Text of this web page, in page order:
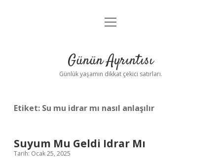
Anasayfa
Yasal Uyarı
menüyü
Günün Ayrıntısı
Günlük yaşamın dikkat çekici satırları.
Etiket: Su mu idrar mı nasıl anlaşılır
Suyum Mu Geldi Idrar Mı
Tarih: Ocak 25, 2025